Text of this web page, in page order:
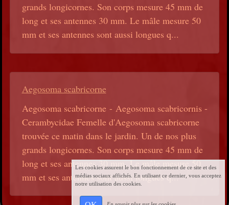
grands longicornes. Son corps mesure 45 mm de
long et ses antennes 30 mm. Le mâle mesure 50
mm et ses antennes sont aussi longues q...
Aegosoma scabricorne
Aegosoma scabricorne - Aegosoma scabricornis -
Cerambycidae Femelle d'Aegosoma scabricorne
trouvée ce matin dans le jardin. Un de nos plus
grands longicornes. Son corps mesure 45 mm de
long et ses antennes 30 mm. Le mâle mesure 50
mm et ses antennes sont aussi longues q...
Les cookies assurent le bon fonctionnement de ce site et des
médias sociaux affichés. En utilisant ce dernier, vous acceptez
notre utilisation des cookies.
En savoir plus sur les cookies